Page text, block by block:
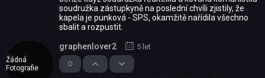
soudružka zástupkyně na poslední chvíli zjistily, že
kapela je punková - SPS, okamžitě nařídila všechno
sbalit a rozpustit.
Žádná
Fotografie
0
graphenlover2 5 let